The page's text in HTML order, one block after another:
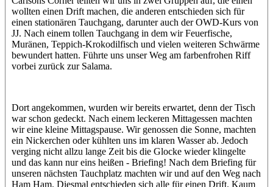
wollten einen Drift machen, die anderen entschieden sich für
einen stationären Tauchgang, darunter auch der OWD-Kurs von
JJ. Nach einem tollen Tauchgang in dem wir Feuerfische,
Muränen, Teppich-Krokodilfisch und vielen weiteren Schwärme
bewundert hatten. Führte uns unser Weg am farbenfrohen Riff
vorbei zurück zur Salama.
Dort angekommen, wurden wir bereits erwartet, denn der Tisch
war schon gedeckt. Nach einem leckeren Mittagessen machten
wir eine kleine Mittagspause. Wir genossen die Sonne, machten
ein Nickerchen oder kühlten uns im klaren Wasser ab. Jedoch
verging nicht allzu lange Zeit bis die Glocke wieder klingelte
und das kann nur eins heißen - Briefing! Nach dem Briefing für
unseren nächsten Tauchplatz machten wir und auf den Weg nach
Ham Ham. Diesmal entschieden sich alle für einen Drift. Kaum